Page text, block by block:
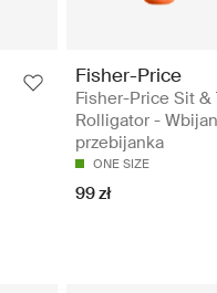
Fisher-Price
Fisher-Price Sit &
Rolligator -
przebijanka
ONE SIZE
99 zł